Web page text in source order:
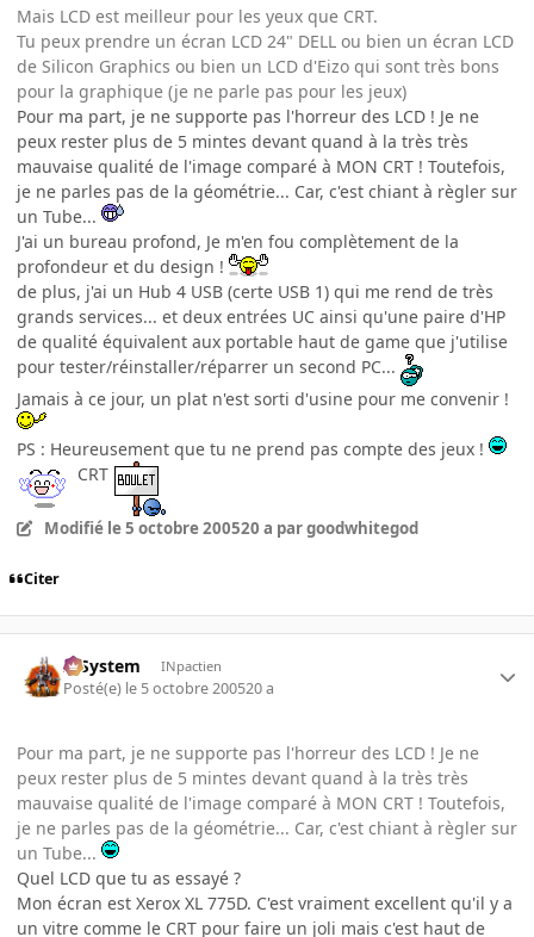
Mais LCD est meilleur pour les yeux que CRT.
Tu peux prendre un écran LCD 24" DELL ou bien un écran LCD
de Silicon Graphics ou bien un LCD d'Eizo qui sont très bons
pour la graphique (je ne parle pas pour les jeux)
Pour ma part, je ne supporte pas l'horreur des LCD ! Je ne
peux rester plus de 5 mintes devant quand à la très très
mauvaise qualité de l'image comparé à MON CRT ! Toutefois,
je ne parles pas de la géométrie... Car, c'est chiant à règler sur
un Tube...
J'ai un bureau profond, Je m'en fou complètement de la
profondeur et du design !
de plus, j'ai un Hub 4 USB (certe USB 1) qui me rend de très
grands services... et deux entrées UC ainsi qu'une paire d'HP
de qualité équivalent aux portable haut de game que j'utilise
pour tester/réinstaller/réparrer un second PC...
Jamais à ce jour, un plat n'est sorti d'usine pour me convenir !
PS : Heureusement que tu ne prend pas compte des jeux !
CRT
Modifié le 5 octobre 200520 a par goodwhitegod
Citer
X-System INpactien
Posté(e) le 5 octobre 200520 a
Pour ma part, je ne supporte pas l'horreur des LCD ! Je ne
peux rester plus de 5 mintes devant quand à la très très
mauvaise qualité de l'image comparé à MON CRT ! Toutefois,
je ne parles pas de la géométrie... Car, c'est chiant à règler sur
un Tube...
Quel LCD que tu as essayé ?
Mon écran est Xerox XL 775D. C'est vraiment excellent qu'il y a
un vitre comme le CRT pour faire un joli mais c'est haut de